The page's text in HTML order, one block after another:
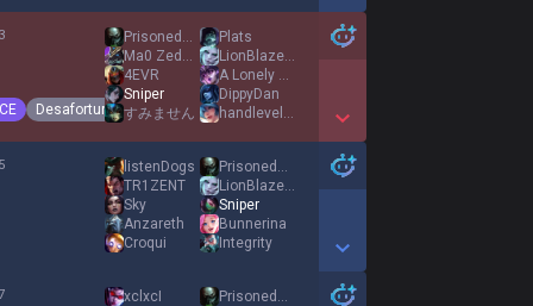
Show More Detail Games
Desafortunado
PrisonedEarth
Ma0 Zedong
4EVR
Sniper
すみません
Plats
LionBlaze246
A Lonely Road
DippyDan
handleveled
Show More Detail Games
listenDogs
TR1ZENT
Sky
Anzareth
Croqui
PrisonedEarth
LionBlaze246
Sniper
Bunnerina
Integrity
Show More Detail Games
xclxcI
PrisonedEarth